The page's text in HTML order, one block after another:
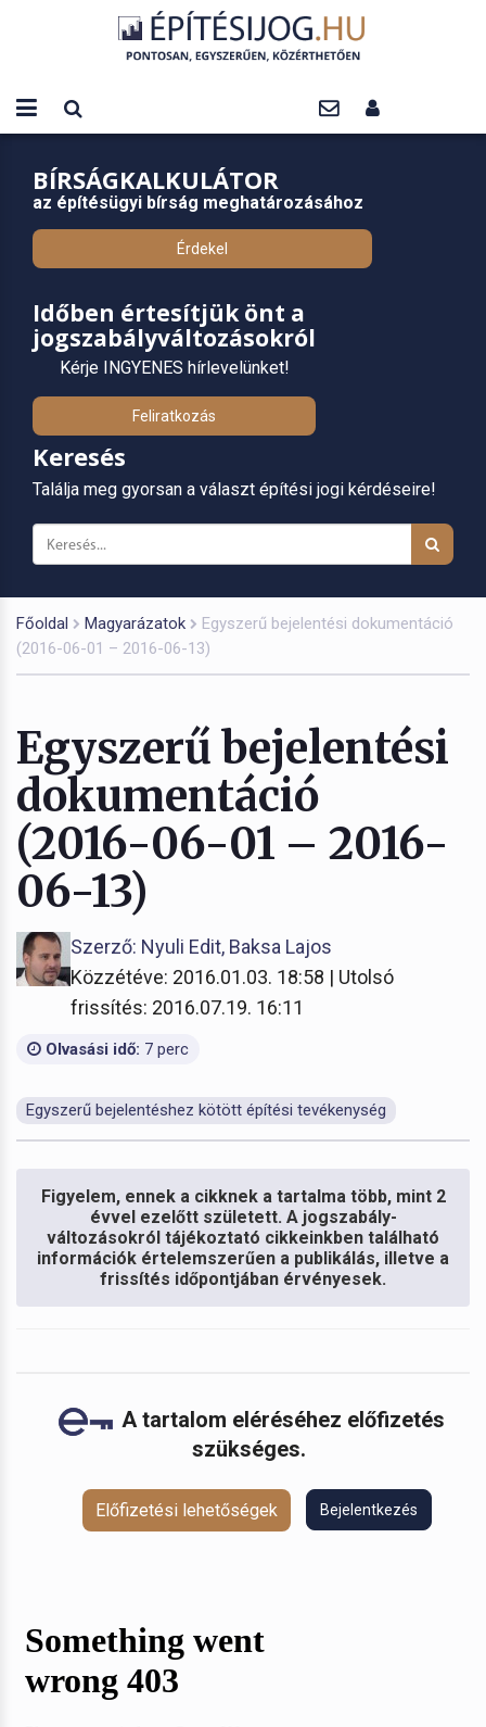
BÍRSÁGKALKULÁTOR
az építésügyi bírság meghatározásához
Érdekel
Időben értesítjük önt a
jogszabályváltozásokról
Kérje INGYENES hírlevelünket!
Feliratkozás
Keresés
Találja meg gyorsan a választ építési jogi kérdéseire!
Főoldal Magyarázatok
Egyszerű bejelentési dokumentáció
(2016-06-01 – 2016-06-13)
Egyszerű bejelentési
dokumentáció
(2016-06-01 – 2016-
06-13)
Szerző: Nyuli Edit, Baksa Lajos
Közzétéve: 2016.01.03. 18:58 | Utolsó
frissítés: 2016.07.19. 16:11
Olvasási idő: 7 perc
Egyszerű bejelentéshez kötött építési tevékenység
Figyelem, ennek a cikknek a tartalma több, mint 2
évvel ezelőtt született. A jogszabály-
változásokról tájékoztató cikkeinkben található
információk értelemszerűen a publikálás, illetve a
frissítés időpontjában érvényesek.
A tartalom eléréséhez előfizetés
szükséges.
Előfizetési lehetőségek Bejelentkezés